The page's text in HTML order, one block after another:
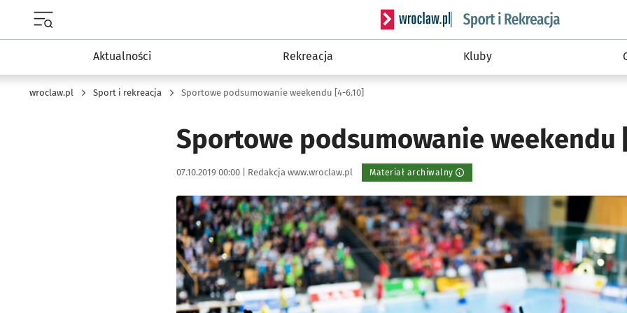
Serwis informacyjny wroclaw.pl podserwis: Sport
Aktualności Rekreacja Kluby
wroclaw.pl Sport i rekreacja Sportowe podsumowanie weekendu [4-6.10]
Sportowe podsumowanie weekendu
Data publikacji:
07.10.2019 00:00 | Autor:
Redakcja www.wroclaw.pl Materiał archiwalny
Kliknij, aby powiększyć